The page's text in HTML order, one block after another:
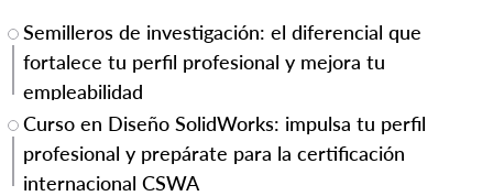
Semilleros de investigación: el diferencial que
fortalece tu perfil profesional y mejora tu
empleabilidad
Curso en Diseño SolidWorks: impulsa tu perfil
profesional y prepárate para la certificación
internacional CSWA